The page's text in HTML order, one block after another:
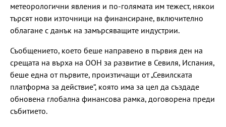
метеорологични явления и по-голямата им тежест, някои
търсят нови източници на финансиране, включително
облагане с данък на замърсяващите индустрии.
Съобщението, което беше направено в първия ден на
срещата на върха на ООН за развитие в Севиля, Испания,
беше една от първите, произтичащи от „Севилската
платформа за действие“, която има за цел да създаде
обновена глобална финансова рамка, договорена преди
събитието.